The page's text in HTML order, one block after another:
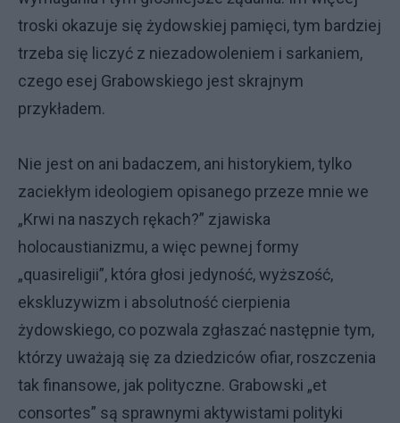
troski okazuje się żydowskiej pamięci, tym bardziej
trzeba się liczyć z niezadowoleniem i sarkaniem,
czego esej Grabowskiego jest skrajnym
przykładem.
Nie jest on ani badaczem, ani historykiem, tylko
zaciekłym ideologiem opisanego przeze mnie we
„Krwi na naszych rękach?” zjawiska
holocaustianizmu, a więc pewnej formy
„quasireligii”, która głosi jedyność, wyższość,
ekskluzywizm i absolutność cierpienia
żydowskiego, co pozwala zgłaszać następnie tym,
którzy uważają się za dziedziców ofiar, roszczenia
tak finansowe, jak polityczne. Grabowski „et
consortes” są sprawnymi aktywistami polityki